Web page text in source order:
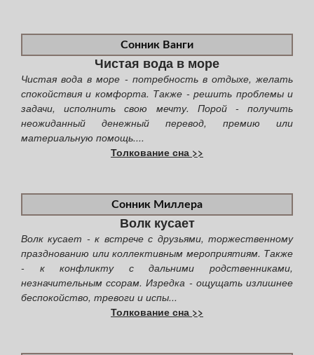
Сонник Ванги
Чистая вода в море
Чистая вода в море - потребность в отдыхе, желать
спокойствия и комфорта. Также - решить проблемы и
задачи, исполнить свою мечту. Порой - получить
неожиданный денежный перевод, премию или
материальную помощь....
Толкование сна >>
Сонник Миллера
Волк кусает
Волк кусает - к встрече с друзьями, торжественному
празднованию или коллективным мероприятиям. Также
- к конфликту с дальними родственниками,
незначительным ссорам. Изредка - ощущать излишнее
беспокойство, тревоги и испы...
Толкование сна >>